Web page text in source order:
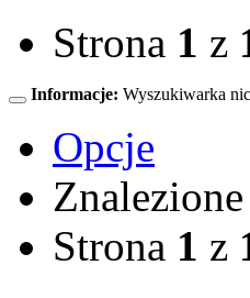
Strona 1 z
Informacje: Wyszukiwarka
Opcje
Strona 1 z